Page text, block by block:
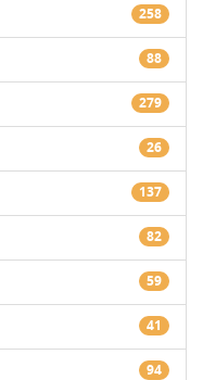
258
88
279
26
137
82
59
41
94